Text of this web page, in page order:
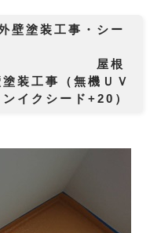
壁塗装工事・シー
根
装工事（無機ＵＶ
イクシード+20）